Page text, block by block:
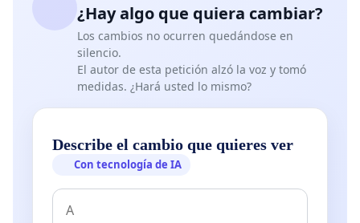
¿Hay algo que quiera cambiar?
Los cambios no ocurren quedándose en
silencio.
El autor de esta petición alzó la voz y tomó
medidas. ¿Hará usted lo mismo?
Describe el cambio que quieres ver
Con tecnología de IA